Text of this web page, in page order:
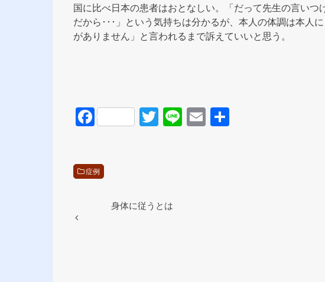
国に比べ日本の患者はおとなしい。「だって先生の言い
だから･･･」という気持ちは分かるが、本人の体調は本人
がありません」と言われるまで訴えていいと思う。
F
e
T
Li
E
症例
身体に従うとは